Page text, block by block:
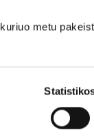
metu
nepakartojama
Žalų
kurie padės